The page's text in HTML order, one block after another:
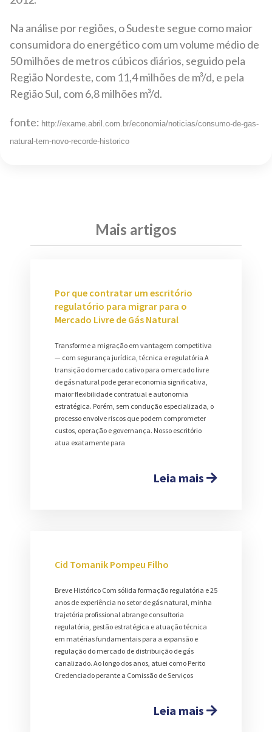
Na análise por regiões, o Sudeste segue como maior
consumidora do energético com um volume médio de
50 milhões de metros cúbicos diários, seguido pela
Região Nordeste, com 11,4 milhões de m³/d, e pela
Região Sul, com 6,8 milhões m³/d.
fonte: http://exame.abril.com.br/economia/noticias/consumo-de-gas-
natural-tem-novo-recorde-historico
Mais artigos
Por que contratar um escritório
regulatório para migrar para o
Mercado Livre de Gás Natural
Transforme a migração em vantagem competitiva
— com segurança jurídica, técnica e regulatória A
transição do mercado cativo para o mercado livre
de gás natural pode gerar economia significativa,
maior flexibilidade contratual e autonomia
estratégica. Porém, sem condução especializada, o
processo envolve riscos que podem comprometer
custos, operação e governança. Nosso escritório
atua exatamente para
Leia mais
Cid Tomanik Pompeu Filho
Breve Histórico Com sólida formação regulatória e 25
anos de experiência no setor de gás natural, minha
trajetória profissional abrange consultoria
regulatória, gestão estratégica e atuação técnica
em matérias fundamentais para a expansão e
regulação do mercado de distribuição de gás
canalizado. Ao longo dos anos, atuei como Perito
Credenciado perante a Comissão de Serviços
Leia mais